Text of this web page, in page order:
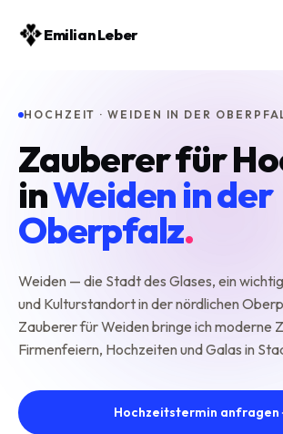
Emilian Leber
HOCHZEIT · WEIDEN IN DER
Zauberer für
inWeiden in der
Oberpfalz.
Weiden — die Stadt des Glases, ein
und Kulturstandort in der nördlichen
Zauberer für Weiden bringe ich moderne
Firmenfeiern, Hochzeiten und Galas in
Hochzeitstermin anfragen